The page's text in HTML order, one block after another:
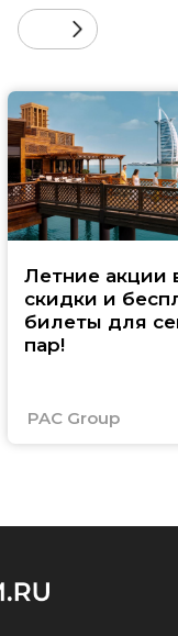
Летние акции
скидки и
билеты для
пар!
PAC Group